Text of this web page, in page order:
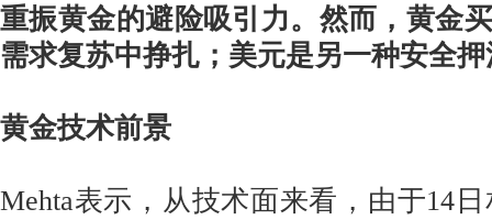
重振黄金的避险吸引力。然而，黄金
需求复苏中挣扎；美元是另一种安全
黄金技术前景
Mehta表示，从技术面来看，由于14